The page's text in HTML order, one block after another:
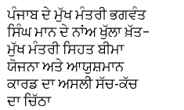
ਪੰਜਾਬ ਦੇ ਮੁੱਖ ਮੰਤਰੀ ਭਗਵੰਤ
ਸਿੰਘ ਮਾਨ ਦੇ ਨਾਂਅ ਖੁੱਲਾ ਖ਼ੱਤ–
ਮੁੱਖ ਮੰਤਰੀ ਸਿਹਤ ਬੀਮਾ
ਯੋਜਨਾ ਅਤੇ ਆਯੁਸ਼ਮਾਨ
ਕਾਰਡ ਦਾ ਅਸਲੀ ਸੱਚ-ਕੱਚ
ਦਾ ਚਿੱਠਾ